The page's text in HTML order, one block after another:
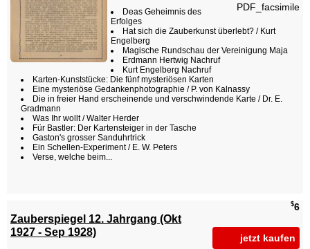
PDF_facsimile
Deas Geheimnis des
Erfolges
Hat sich die Zauberkunst überlebt? / Kurt
Engelberg
Magische Rundschau der Vereinigung Maja
Erdmann Hertwig Nachruf
Kurt Engelberg Nachruf
Karten-Kunststücke: Die fünf mysteriösen Karten
Eine mysteriöse Gedankenphotographie / P. von Kalnassy
Die in freier Hand erscheinende und verschwindende Karte / Dr. E.
Gradmann
Was Ihr wollt / Walter Herder
Für Bastler: Der Kartensteiger in der Tasche
Gaston's grosser Sanduhrtrick
Ein Schellen-Experiment / E. W. Peters
Verse, welche beim...
$6
jetzt kaufen
Zauberspiegel 12. Jahrgang (Okt
1927 - Sep 1928)